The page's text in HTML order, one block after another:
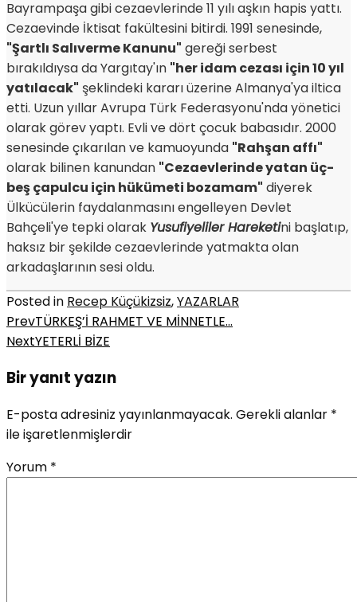
Bayrampaşa gibi cezaevlerinde 11 yılı aşkın hapis yattı.
Cezaevinde İktisat fakültesini bitirdi. 1991 senesinde,
"Şartlı Salıverme Kanunu" gereği serbest
bırakıldıysa da Yargıtay'ın "her idam cezası için 10 yıl
yatılacak" şeklindeki kararı üzerine Almanya'ya iltica
etti. Uzun yıllar Avrupa Türk Federasyonu'nda yönetici
olarak görev yaptı. Evli ve dört çocuk babasıdır. 2000
senesinde çıkarılan ve kamuoyunda "Rahşan affı"
olarak bilinen kanundan "Cezaevlerinde yatan üç-
beş çapulcu için hükümeti bozamam" diyerek
Ülkücülerin faydalanmasını engelleyen Devlet
Bahçeli'ye tepki olarak Yusufiyeliler Hareketini başlatıp,
haksız bir şekilde cezaevlerinde yatmakta olan
arkadaşlarının sesi oldu.
Posted in Recep Küçükizsiz,YAZARLAR
PrevTÜRKEŞ’İ RAHMET VE MİNNETLE…
NextYETERLİ BİZE
Bir yanıt yazın
E-posta adresiniz yayınlanmayacak. Gerekli alanlar *
ile işaretlenmişlerdir
Yorum *